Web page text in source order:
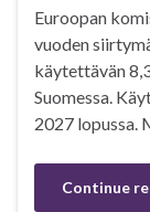
Euroopan
vuoden
käytettävän
Suomessa.
2027 lopussa.
Continue